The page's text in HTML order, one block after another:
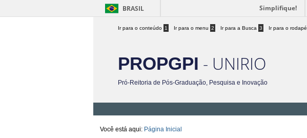
BRASIL Simplifique!
Ir para o conteúdo 1 Ir para o menu 2 Ir para a Busca 3 Ir para o rodapé
PROPGPI - UNIRIO
Pró-Reitoria de Pós-Graduação, Pesquisa e Inovação
Você está aqui: Página Inicial